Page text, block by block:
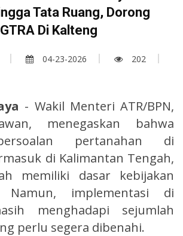
Tata Ruang, Dorong
Di Kalteng
04-23-2026
202
- Wakil Menteri ATR/BPN,
menegaskan bahwa
pertanahan di
di Kalimantan Tengah,
memiliki dasar kebijakan
implementasi di
menghadapi sejumlah
perlu segera dibenahi.